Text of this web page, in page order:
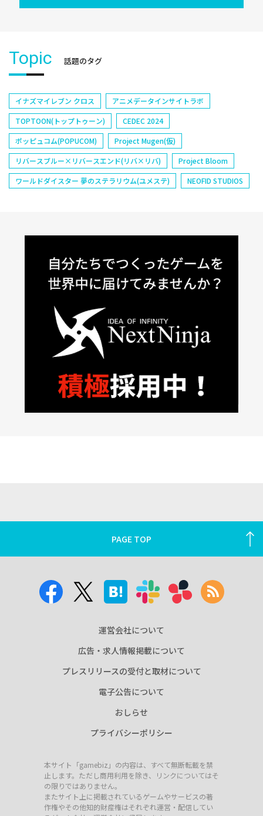
Topic 話題のタグ
イナズマイレブン クロス
アニメデータインサイトラボ
TOPTOON(トップトゥーン)
CEDEC 2024
ポッピュコム(POPUCOM)
Project Mugen(仮)
リバースブルー×リバースエンド(リバ×リバ)
Project Bloom
ワールドダイスター 夢のステラリウム(ユメステ)
NEOFID STUDIOS
PAGE TOP
運営会社について
広告・求人情報掲載について
プレスリリースの受付と取材について
電子公告について
おしらせ
プライバシーポリシー
本サイト「gamebiz」の内容は、すべて無断転載を禁
止します。ただし商用利用を除き、リンクについてはそ
の限りではありません。
またサイト上に掲載されているゲームやサービスの著
作権やその他知的財産権はそれぞれ運営・配信してい